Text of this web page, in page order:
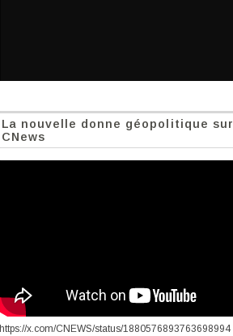
La nouvelle donne géopolitique sur
CNews
https://x.com/CNEWS/status/1880576893763698994